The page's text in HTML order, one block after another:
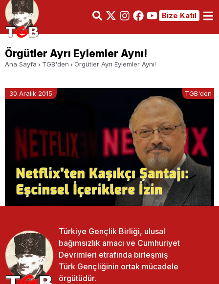
Bize Katıl
Örgütler Ayrı Eylemler Aynı!
Ana Sayfa TGB'den Örgütler Ayrı Eylemler Aynı!
30 Aralık 2015 TGB'den
Türkiye Gençlik Birliği, ulusal
bağımsızlık amacı ve Cumhuriyet
Devrimleri etrafında birleşmiş
Türk Gençliğinin ortak mücadele
örgütüdür.